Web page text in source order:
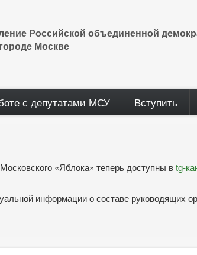
Российской объединенной
Москве
с депутатами МСУ Вступить
«Яблока» теперь доступны вtg-
информации о составе руководящих